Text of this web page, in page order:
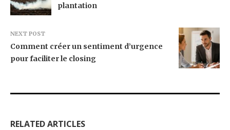
plantation
NEXT POST
Comment créer un sentiment d’urgence
pour faciliter le closing
RELATED ARTICLES